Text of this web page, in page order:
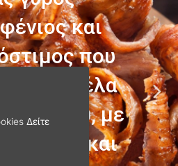
40 ΧΡΟΝΙΑ
Δείτε